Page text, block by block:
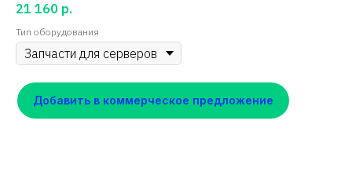
21 160 р.
Тип оборудования
Добавить в коммерческое предложение